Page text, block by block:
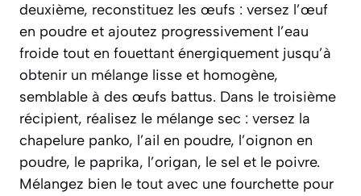
deuxième, reconstituez les œufs : versez l’œuf
en poudre et ajoutez progressivement l’eau
froide tout en fouettant énergiquement jusqu’à
obtenir un mélange lisse et homogène,
semblable à des œufs battus. Dans le troisième
récipient, réalisez le mélange sec : versez la
chapelure panko, l’ail en poudre, l’oignon en
poudre, le paprika, l’origan, le sel et le poivre.
Mélangez bien le tout avec une fourchette pour